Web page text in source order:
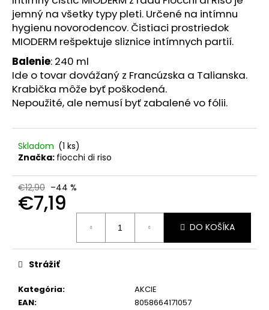
jemný na všetky typy pleti. Určené na intímnu
hygienu novorodencov. Čistiaci prostriedok
MIODERM rešpektuje sliznice intímnych partií.
Balenie: 240 ml
Ide o tovar dovážaný z Francúzska a Talianska.
Krabička môže byť poškodená.
Nepoužité, ale nemusí byť zabalené vo fólii.
Skladom (1 ks)
Značka: fiocchi di riso
€12,90 –44 %
€7,19
DO KOŠÍKA
Kategória:
AKCIE
EAN: 8058664171057
Strážiť
a
m
e
PLANTAE
RHODIOLA
ROSEA
BIO
RASTLINNÝCH
€1,99
Pôvodne:
€12,99